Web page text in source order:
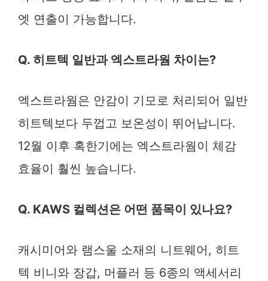
엣 연출이 가능합니다.
Q. 히트텍 일반과 엑스트라웜 차이는?
엑스트라웜은 안감이 기모로 처리되어 일반
히트텍보다 두껍고 보온성이 뛰어납니다.
12월 이후 혹한기에는 엑스트라웜이 체감
효율이 훨씬 높습니다.
Q. KAWS 컬렉션은 어떤 품목이 있나요?
캐시미어와 램스울 소재의 니트웨어, 히트
텍 비니와 장갑, 머플러 등 6종의 액세서리